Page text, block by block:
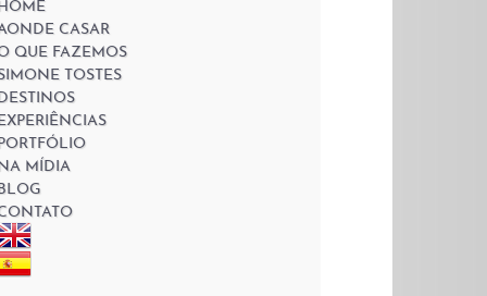
CASAR
QUE FAZEMOS
TOSTES
MÍDIA